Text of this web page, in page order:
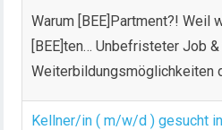
Warum [BEE]Partment?! Weil
[BEE]ten… Unbefristeter Job
Weiterbildungsmöglichkeiten
Kellner/in ( m/w/d ) gesucht